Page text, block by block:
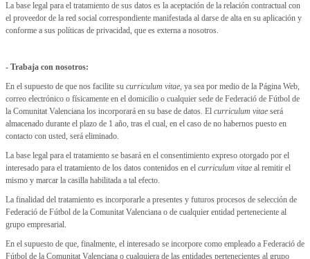
La base legal para el tratamiento de sus datos es la aceptación de la relación contractual con
el proveedor de la red social correspondiente manifestada al darse de alta en su aplicación y
conforme a sus políticas de privacidad, que es externa a nosotros.
- Trabaja con nosotros:
En el supuesto de que nos facilite su curriculum vitae, ya sea por medio de la Página Web,
correo electrónico o físicamente en el domicilio o cualquier sede de Federació de Fútbol de
la Comunitat Valenciana los incorporará en su base de datos. El curriculum vitaeserá
almacenado durante el plazo de 1 año, tras el cual, en el caso de no habernos puesto en
contacto con usted, será eliminado.
La base legal para el tratamiento se basará en el consentimiento expreso otorgado por el
interesado para el tratamiento de los datos contenidos en el curriculum vitaeal remitir el
mismo y marcar la casilla habilitada a tal efecto.
La finalidad del tratamiento es incorporarle a presentes y futuros procesos de selección de
Federació de Fútbol de la Comunitat Valenciana o de cualquier entidad perteneciente al
grupo empresarial.
En el supuesto de que, finalmente, el interesado se incorpore como empleado a Federació de
Fútbol de la Comunitat Valenciana o cualquiera de las entidades pertenecientes al grupo